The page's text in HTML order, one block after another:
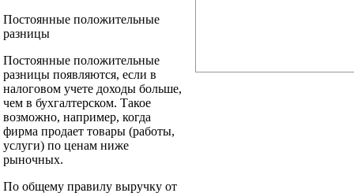
Постоянные положительные
разницы
Постоянные положительные
разницы появляются, если в
налоговом учете доходы больше,
чем в бухгалтерском. Такое
возможно, например, когда
фирма продает товары (работы,
услуги) по ценам ниже
рыночных.
По общему правилу выручку от